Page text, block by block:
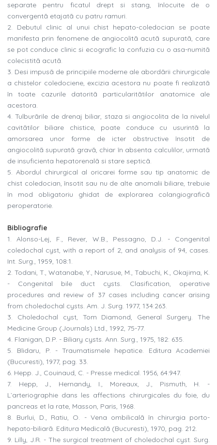
separate pentru ficatul drept si stang, înlocuite de o
convergentã etajatã cu patru ramuri.
2. Debutul clinic al unui chist hepato-coledocian se poate
manifesta prin fenomene de angiocolitã acutã supuratã, care
se pot conduce clinic si ecografic la confuzia cu o asa-numitã
colecistitã acutã.
3. Desi impusã de principiile moderne ale abordãrii chirurgicale
a chistelor coledociene, excizia acestora nu poate fi realizatã
în toate cazurile datoritã particularitãtilor anatomice ale
acestora.
4. Tulburãrile de drenaj biliar, staza si angiocolita de la nivelul
cavitãtilor biliare chistice, poate conduce cu usurintã la
amorsarea unor forme de icter obstructive însotit de
angiocolitã supuratã gravã, chiar în absenta calculilor, urmatã
de insuficienta hepatorenalã si stare septicã.
5. Abordul chirurgical al oricarei forme sau tip anatomic de
chist coledocian, însotit sau nu de alte anomalii biliare, trebuie
în mod obligatoriu ghidat de explorarea colangiograficã
peroperatorie.
Bibliografie
1. Alonso-Lej, F., Rever, W.B., Pessagno, D.J. - Congenital
coledochal cyst, with a report of 2, and analysis of 94, cases.
Int. Surg., 1959, 108:1.
2. Todani, T., Watanabe, Y., Narusue, M., Tabuchi, K., Okajima, K.
- Congenital bile duct cysts. Clasification, operative
procedures and review of 37 cases including cancer arising
from choledochal cysts. Am. J. Surg. 1977, 134:263.
3. Choledochal cyst, Tom Diamond, General Surgery. The
Medicine Group (Journals) Ltd., 1992, 75-77.
4. Flanigan, D.P. - Biliary cysts. Ann. Surg., 1975, 182: 635.
5. Blidaru, P. - Traumatismele hepatice. Editura Academiei
(Bucuresti), 1977, pag. 33.
6. Hepp. J., Couinaud, C. - Presse medical. 1956, 64:947.
7. Hepp, J., Hernandy, I., Moreaux, J., Pismuth, H. -
L`arteriographie dans les affections chirurgicales du foie, du
pancreas et la rate, Masson, Paris, 1968.
8. Burlui, D., Ratiu, O. - Vena ombilicalã în chirurgia porto-
hepato-biliarã. Editura Medicalã (Bucuresti), 1970, pag. 212.
9. Lilly, J.R. - The surgical treatment of choledochal cyst. Surg.